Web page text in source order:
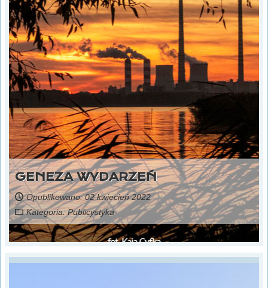
GENEZA WYDARZEŃ
Opublikowano: 02 kwiecień 2022
Kategoria:Publicystyka